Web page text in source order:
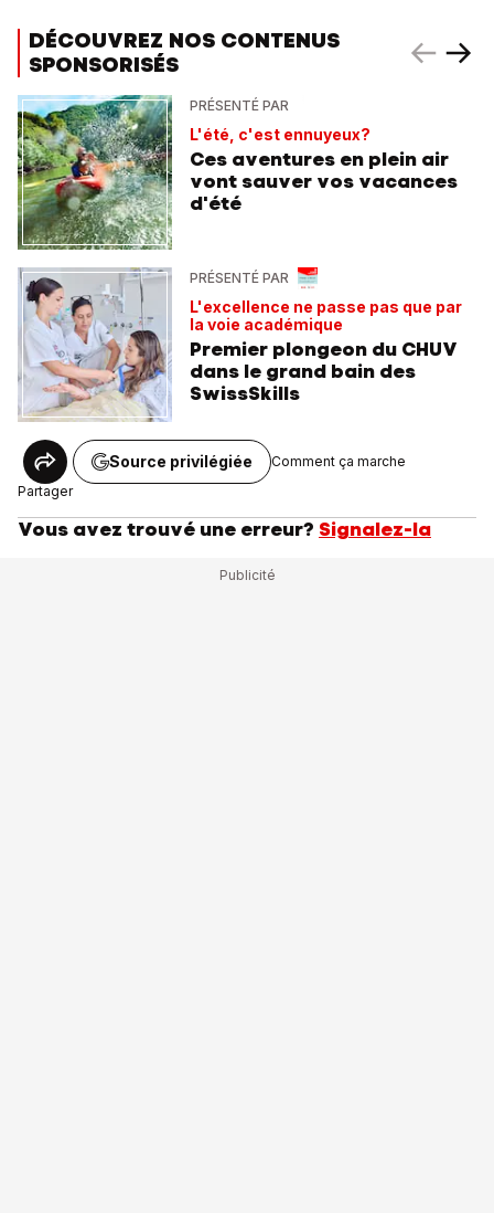
DÉCOUVREZ NOS CONTENUS
SPONSORISÉS
PRÉSENTÉ PAR
L'été, c'est ennuyeux?
Ces aventures en plein air
vont sauver vos vacances
d'été
PRÉSENTÉ PAR
L'excellence ne passe pas que par
la voie académique
Premier plongeon du CHUV
dans le grand bain des
SwissSkills
Partager
Source privilégiée Comment ça marche
Vous avez trouvé une erreur? Signalez-la